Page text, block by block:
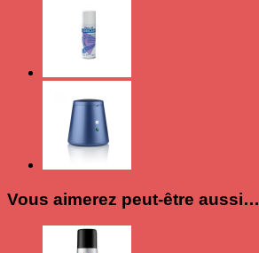
mL
Vous aimerez peut-être aussi…